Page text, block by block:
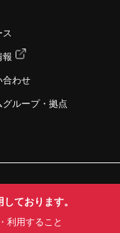
ス
報
合わせ
グループ・拠点
ております。
利用すること